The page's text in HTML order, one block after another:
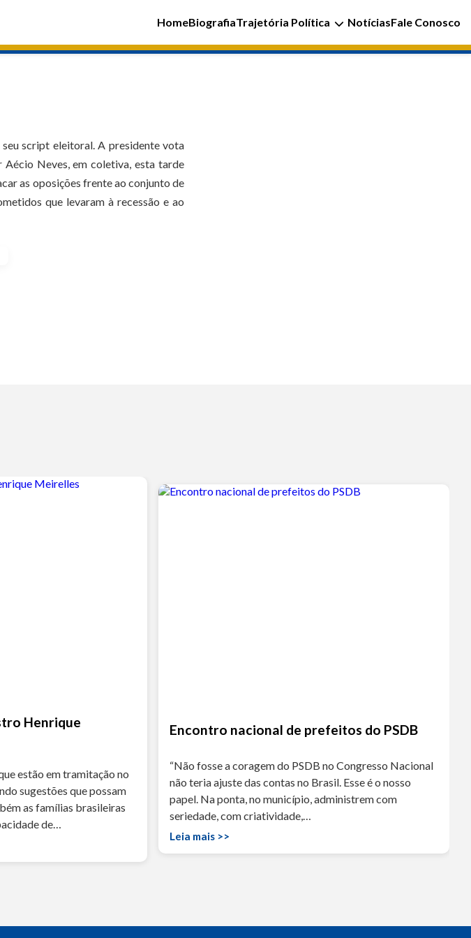
HomeBiografiaTrajetória Política NotíciasFale Conosco
seu script eleitoral. A presidente vota
Aécio Neves, em coletiva, esta tarde
as oposições frente ao conjunto de
que levaram à recessão e ao
Henrique
estão em tramitação no
sugestões que possam
as famílias brasileiras
de…
Encontro nacional de prefeitos do PSDB
“Não fosse a coragem do PSDB no Congresso Nacional
não teria ajuste das contas no Brasil. Esse é o nosso
papel. Na ponta, no município, administrem com
seriedade, com criatividade,…
Leia mais >>